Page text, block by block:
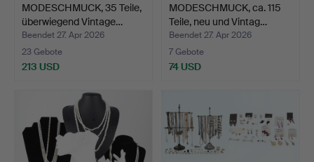
MODESCHMUCK, 35 Teile,
überwiegend Vintage…
Beendet 27. Apr 2026
23 Gebote
213 USD
MODESCHMUCK, ca. 115
Teile, neu und Vintag…
Beendet 27. Apr 2026
7 Gebote
74 USD